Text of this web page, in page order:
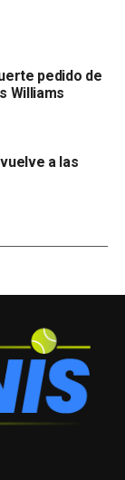
pedido de
Williams
a las